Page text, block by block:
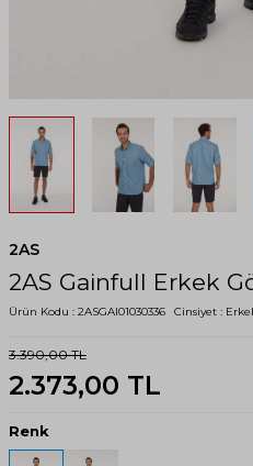
2AS
2AS Gainfull Erkek
Ürün Kodu : 2ASGAI01030336 Cinsiyet :
3.390,00TL
2.373,00 TL
Renk